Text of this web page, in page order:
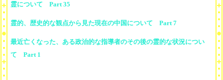
霊について Part 35
霊的、歴史的な観点から見た現在の中国について Part 7
最近亡くなった、ある政治的な指導者のその後の霊的な状況につい
て Part 1